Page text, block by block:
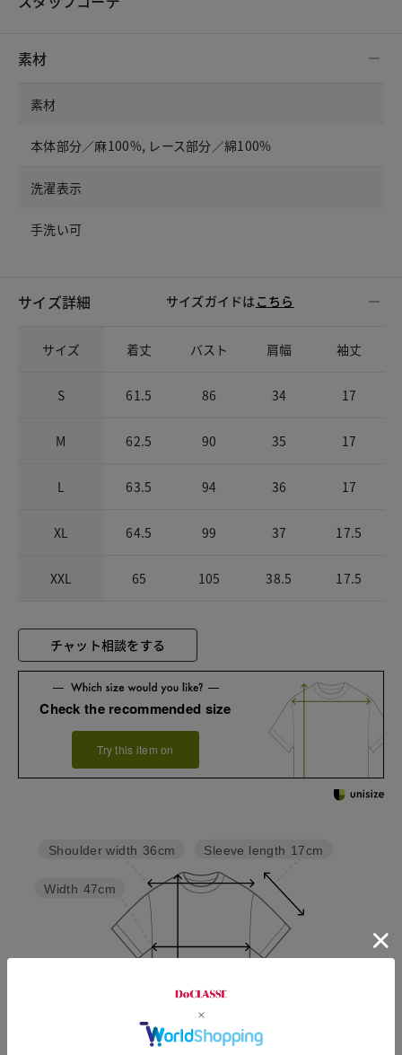
素材
素材
本体部分／麻100%, レース部分／綿100%
洗濯表示
手洗い可
サイズ詳細 サイズガイドは こちら
サイズ 着丈 バスト 肩幅 袖丈
S 61.5 86 34 17
M 62.5 90 35 17
L 63.5 94 36 17
XL 64.5 99 37 17.5
XXL 65 105 38.5 17.5
チャット相談をする
Check the recommended size
Try this item on
Sleeve length 17cm
Width 47cm
Shoulder width 36cm